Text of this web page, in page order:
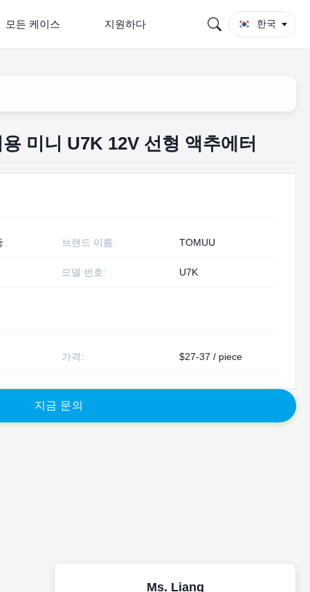
모든 케이스 지원하다 한국
미니 U7K 12V 선형 액추에터
브랜드 이름: TOMUU
모델 번호: U7K
가격: $27-37 / piece
지 금 문의
Ms. Liang